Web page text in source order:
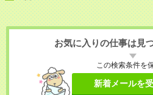
お気に入りの仕事は見
この検索条件を
新着メールを